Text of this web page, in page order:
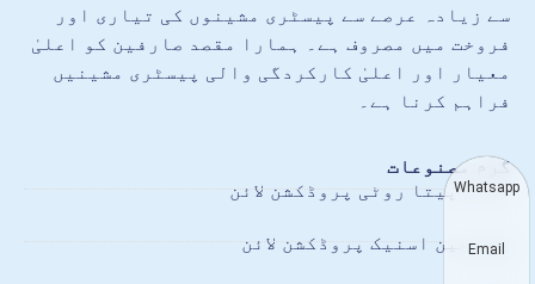
سے زیادہ عرصے سے پیسٹری مشینوں کی تیاری اور
فروخت میں مصروف ہے۔ ہمارا مقصد صارفین کو اعلیٰ
معیار اور اعلیٰ کارکردگی والی پیسٹری مشینیں
فراہم کرنا ہے۔
گرم مصنوعات
عربی پیتا روٹی پروڈکشن لائن
چین چین اسنیک پروڈکشن لائن
Whatsapp
Email